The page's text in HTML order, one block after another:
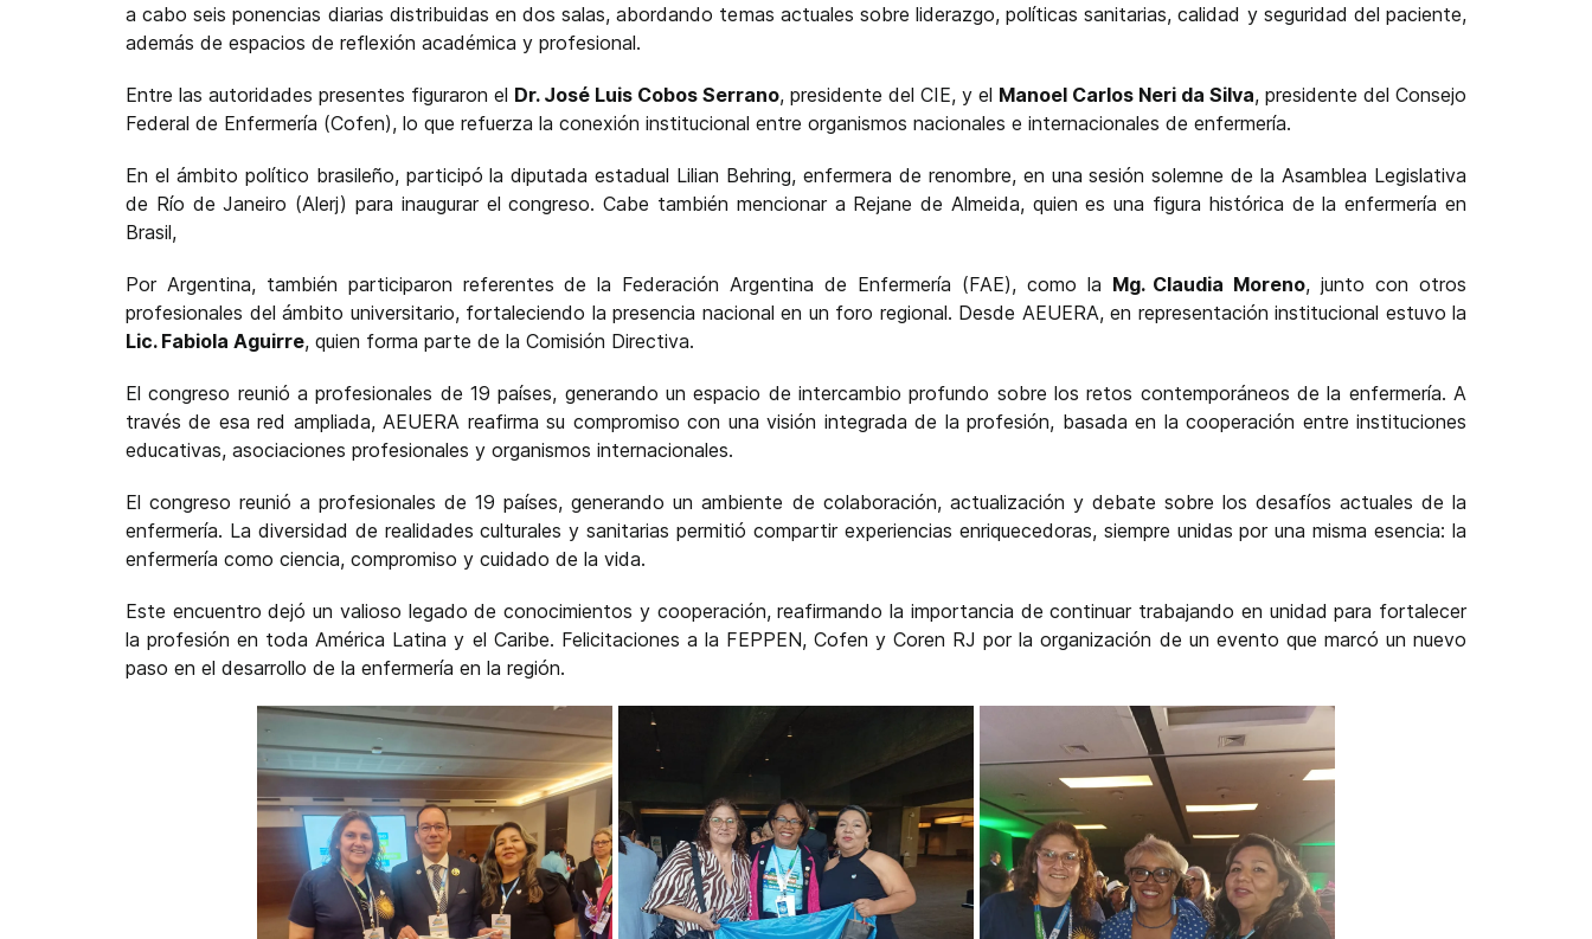
a cabo seis ponencias diarias distribuidas en dos salas, abordando temas actuales sobre liderazgo, políticas sanitarias, calidad y seguridad del paciente,
además de espacios de reflexión académica y profesional.
Entre las autoridades presentes figuraron el Dr. José Luis Cobos Serrano, presidente del CIE, y el Manoel Carlos Neri da Silva, presidente del Consejo
Federal de Enfermería (Cofen), lo que refuerza la conexión institucional entre organismos nacionales e internacionales de enfermería.
En el ámbito político brasileño, participó la diputada estadual Lilian Behring, enfermera de renombre, en una sesión solemne de la Asamblea Legislativa
de Río de Janeiro (Alerj) para inaugurar el congreso. Cabe también mencionar a Rejane de Almeida, quien es una figura histórica de la enfermería en
Brasil,
Por Argentina, también participaron referentes de la Federación Argentina de Enfermería (FAE), como la Mg. Claudia Moreno, junto con otros
profesionales del ámbito universitario, fortaleciendo la presencia nacional en un foro regional. Desde AEUERA, en representación institucional estuvo la
Lic. Fabiola Aguirre, quien forma parte de la Comisión Directiva.
El congreso reunió a profesionales de 19 países, generando un espacio de intercambio profundo sobre los retos contemporáneos de la enfermería. A
través de esa red ampliada, AEUERA reafirma su compromiso con una visión integrada de la profesión, basada en la cooperación entre instituciones
educativas, asociaciones profesionales y organismos internacionales.
El congreso reunió a profesionales de 19 países, generando un ambiente de colaboración, actualización y debate sobre los desafíos actuales de la
enfermería. La diversidad de realidades culturales y sanitarias permitió compartir experiencias enriquecedoras, siempre unidas por una misma esencia: la
enfermería como ciencia, compromiso y cuidado de la vida.
Este encuentro dejó un valioso legado de conocimientos y cooperación, reafirmando la importancia de continuar trabajando en unidad para fortalecer
la profesión en toda América Latina y el Caribe. Felicitaciones a la FEPPEN, Cofen y Coren RJ por la organización de un evento que marcó un nuevo
paso en el desarrollo de la enfermería en la región.